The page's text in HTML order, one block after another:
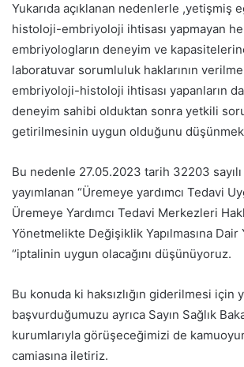
Yukarıda açıklanan nedenlerle ,yetişmiş
histoloji-embriyoloji ihtisası yapmayan
embriyologların deneyim ve
laboratuvar sorumluluk haklarının
embriyoloji-histoloji ihtisası yapanların
deneyim sahibi olduktan sonra yetkili
getirilmesinin uygun olduğunu
Bu nedenle 27.05.2023 tarih 32203 sayılı
yayımlanan “Üremeye yardımcı Tedavi
Üremeye Yardımcı Tedavi Merkezleri
Yönetmelikte Değişiklik Yapılmasına
‘’iptalinin uygun olacağını düşünüyoruz.
Bu konuda ki haksızlığın giderilmesi için
başvurduğumuzu ayrıca Sayın Sağlık
kurumlarıyla görüşeceğimizi de
camiasına iletiriz.